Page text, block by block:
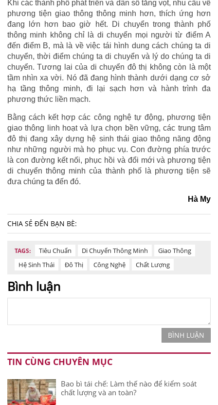
Khi các thành phố phát triển và dân số tăng vọt, nhu cầu về
phương tiện giao thông thông minh hơn, thích ứng hơn
đang lớn hơn bao giờ hết. Di chuyển trong thành phố
thông minh không chỉ là di chuyển mọi người từ điểm A
đến điểm B, mà là về việc tái hình dung cách chúng ta di
chuyển, thời điểm chúng ta di chuyển và lý do chúng ta di
chuyển. Tương lai của di chuyển đô thị không còn là một
tầm nhìn xa vời. Nó đã đang hình thành dưới dạng cơ sở
hạ tầng thông minh, đi lại sạch hơn và hành trình đa
phương thức liền mạch.
Bằng cách kết hợp các công nghệ tự động, phương tiện
giao thông linh hoạt và lựa chọn bền vững, các trung tâm
đô thị đang xây dựng hệ sinh thái giao thông năng động
như những người mà họ phục vụ. Con đường phía trước
là con đường kết nối, phục hồi và đổi mới và phương tiện
di chuyển thông minh của thành phố là phương tiện sẽ
đưa chúng ta đến đó.
Hà My
CHIA SẺ ĐẾN BẠN BÈ:
TAGS: Tiêu Chuẩn Di Chuyển Thông Minh
Giao Thông
Hệ Sinh Thái
Đô Thị Công Nghệ Chất Lượng
Bình luận
BÌNH LUẬN
TIN CÙNG CHUYÊN MỤC
Bao bì tái chế: Làm thế nào để kiểm soát
chất lượng và an toàn?